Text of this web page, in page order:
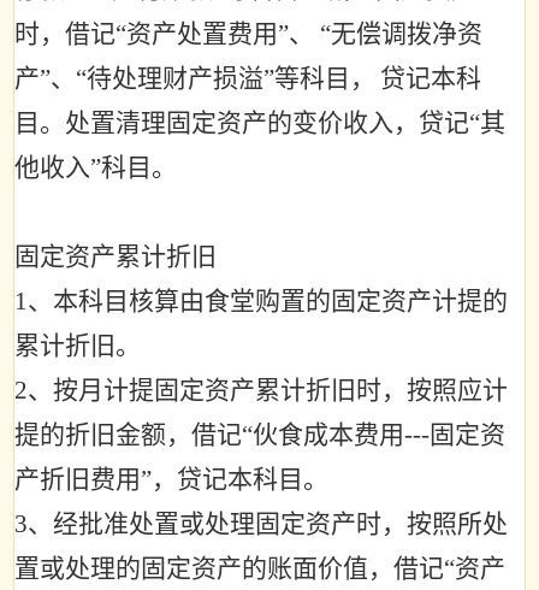
时，借记“资产处置费用 ”、 “无偿调拨净资
产”、 “待处理财产损溢”等科目，
贷记本科
目。处置清理固定资产的变价收入，贷记“其
他收入”科目。
固定资产累计折旧
1、本科目核算由食堂购置的固定资产计提的
累计折旧。
2、按月计提固定资产累计折旧时，按照应计
提的折旧金额，借记“伙食成本费用---固定资
产折旧费用 ”，贷记本科目。
3、经批准处置或处理固定资产时，按照所处
置或处理的固定资产的账面价值，借记“资产